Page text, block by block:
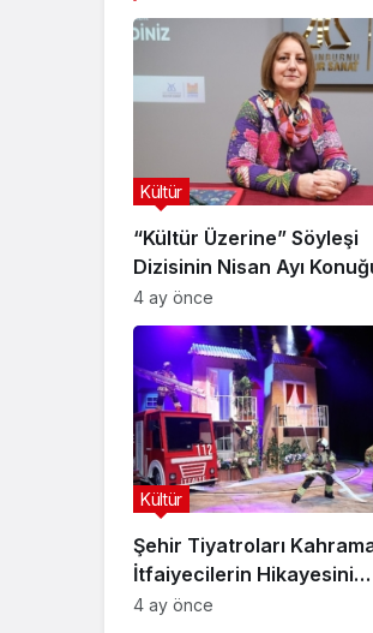
“Kültür Üzerine” Söyleşi
Dizisinin Nisan Ayı
Doç. Dr. Gökçe Dervişoğlu
Okandan Oldu!
Kültür
4 ay önce
Şehir Tiyatroları
İtfaiyecilerin Hikayesini
“İtfaiyecinin Sırrı”
Kültür
4 ay önce